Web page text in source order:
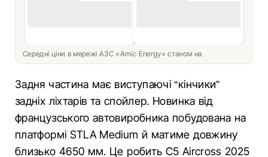
Середні ціни в мережі АЗС «Amic Energy» станом на
Задня частина має виступаючі “кінчики”
задніх ліхтарів та спойлер. Новинка від
французського автовиробника побудована на
платформі STLA Medium й матиме довжину
близько 4650 мм. Це робить C5 Aircross 2025